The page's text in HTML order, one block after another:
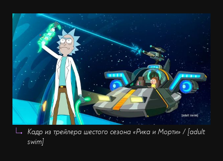
Кадр из трейлера шестого сезона «Рика и Морти» / [adult
swim]